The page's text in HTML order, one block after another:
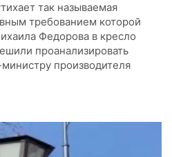
так называемая
требованием которой
Федорова в кресло
проанализировать
производителя